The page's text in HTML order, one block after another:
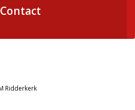
Contact
Ridderkerk